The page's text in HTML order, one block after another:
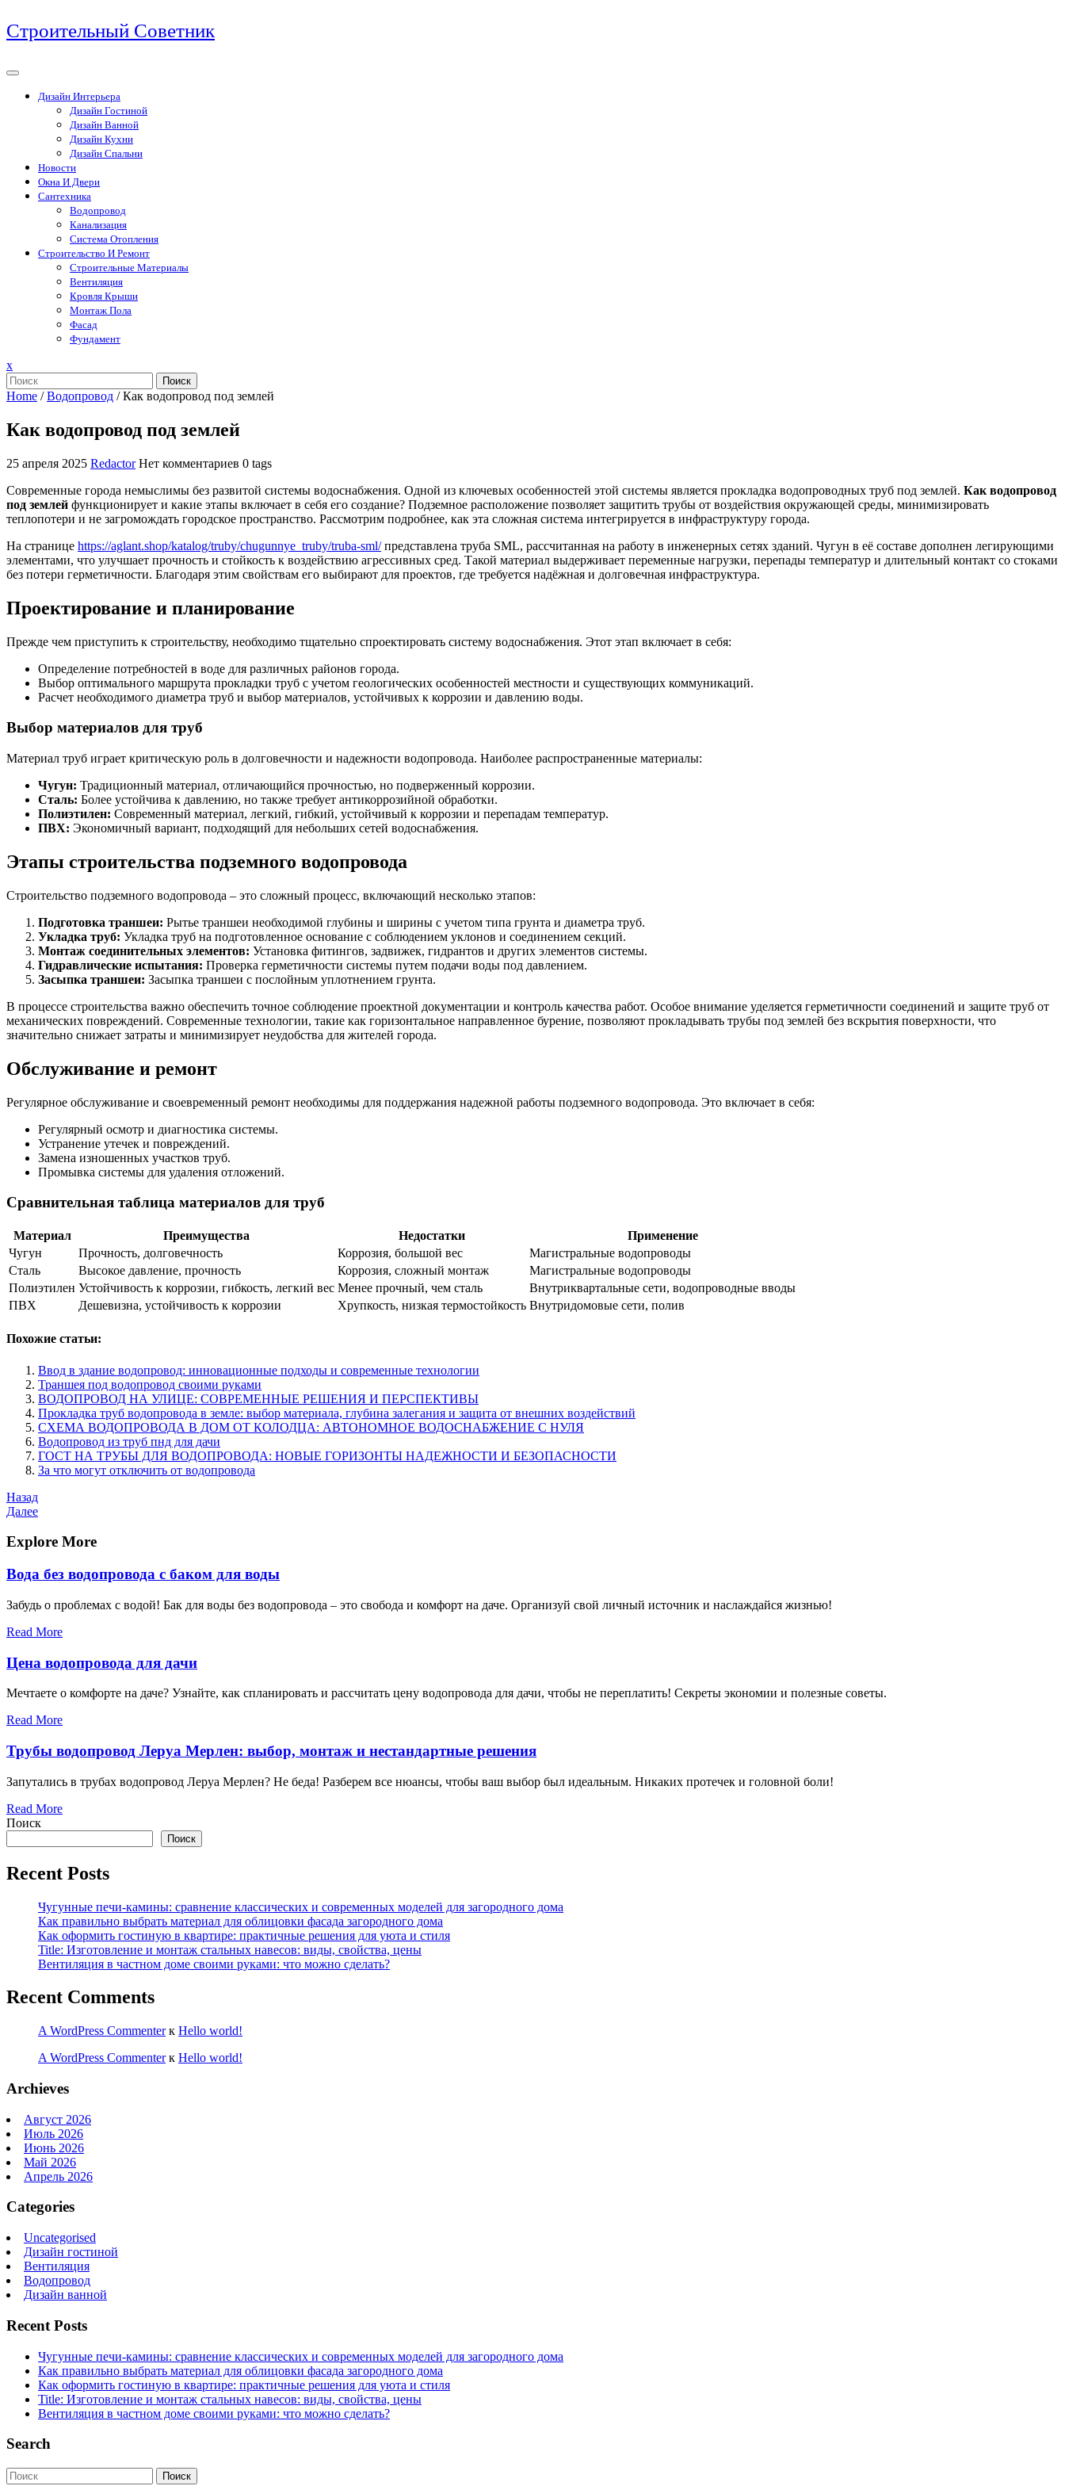
Перейти
к
Строительный Советник
Дизайн Интерьера
Дизайн Гостиной
Дизайн Ванной
Дизайн Кухни
Дизайн Спальни
Новости
Окна И Двери
Сантехника
Водопровод
Канализация
Система Отопления
Строительство И Ремонт
Строительные Материалы
Вентиляция
Кровля Крыши
Монтаж Пола
Фасад
Фундамент
xЗакрыть
меню
Поиск
Home /Водопровод /Как водопровод под землей
Как водопровод под землей
25 апреля 2025 Redactor Нет комментариев 0 tags
Современные города немыслимы без развитой системы водоснабжения. Одной из ключевых особенностей этой системы является прокладка водопроводных труб под землей. Как водопровод
под землей функционирует и какие этапы включает в себя его создание? Подземное расположение позволяет защитить трубы от воздействия окружающей среды, минимизировать
теплопотери и не загромождать городское пространство. Рассмотрим подробнее, как эта сложная система интегрируется в инфраструктуру города.
На странице https://aglant.shop/katalog/truby/chugunnye_truby/truba-sml/представлена труба SML, рассчитанная на работу в инженерных сетях зданий. Чугун в её составе дополнен легирующими
элементами, что улучшает прочность и стойкость к воздействию агрессивных сред. Такой материал выдерживает переменные нагрузки, перепады температур и длительный контакт со стоками
без потери герметичности. Благодаря этим свойствам его выбирают для проектов, где требуется надёжная и долговечная инфраструктура.
Проектирование и планирование
Прежде чем приступить к строительству, необходимо тщательно спроектировать систему водоснабжения. Этот этап включает в себя:
Определение потребностей в воде для различных районов города.
Выбор оптимального маршрута прокладки труб с учетом геологических особенностей местности и существующих коммуникаций.
Расчет необходимого диаметра труб и выбор материалов, устойчивых к коррозии и давлению воды.
Выбор материалов для труб
Материал труб играет критическую роль в долговечности и надежности водопровода. Наиболее распространенные материалы:
Чугун: Традиционный материал, отличающийся прочностью, но подверженный коррозии.
Сталь: Более устойчива к давлению, но также требует антикоррозийной обработки.
Полиэтилен: Современный материал, легкий, гибкий, устойчивый к коррозии и перепадам температур.
ПВХ: Экономичный вариант, подходящий для небольших сетей водоснабжения.
Этапы строительства подземного водопровода
Строительство подземного водопровода – это сложный процесс, включающий несколько этапов:
Подготовка траншеи: Рытье траншеи необходимой глубины и ширины с учетом типа грунта и диаметра труб.
Укладка труб: Укладка труб на подготовленное основание с соблюдением уклонов и соединением секций.
Монтаж соединительных элементов: Установка фитингов, задвижек, гидрантов и других элементов системы.
Гидравлические испытания: Проверка герметичности системы путем подачи воды под давлением.
Засыпка траншеи: Засыпка траншеи с послойным уплотнением грунта.
В процессе строительства важно обеспечить точное соблюдение проектной документации и контроль качества работ. Особое внимание уделяется герметичности соединений и защите труб от
механических повреждений. Современные технологии, такие как горизонтальное направленное бурение, позволяют прокладывать трубы под землей без вскрытия поверхности, что
значительно снижает затраты и минимизирует неудобства для жителей города.
Обслуживание и ремонт
Регулярное обслуживание и своевременный ремонт необходимы для поддержания надежной работы подземного водопровода. Это включает в себя:
Регулярный осмотр и диагностика системы.
Устранение утечек и повреждений.
Замена изношенных участков труб.
Промывка системы для удаления отложений.
Сравнительная таблица материалов для труб
Материал Преимущества Недостатки
Применение
Чугун
Прочность, долговечность Коррозия, большой вес
Магистральные водопроводы
Сталь
Высокое давление, прочность Коррозия, сложный монтаж
Магистральные водопроводы
Полиэтилен Устойчивость к коррозии, гибкость, легкий вес Менее прочный, чем сталь
Внутриквартальные сети, водопроводные вводы
ПВХ
Дешевизна, устойчивость к коррозии Хрупкость, низкая термостойкость Внутридомовые сети, полив
Похожие статьи:
Ввод в здание водопровод: инновационные подходы и современные технологии
Траншея под водопровод своими руками
ВОДОПРОВОД НА УЛИЦЕ: СОВРЕМЕННЫЕ РЕШЕНИЯ И ПЕРСПЕКТИВЫ
Прокладка труб водопровода в земле: выбор материала, глубина залегания и защита от внешних воздействий
СХЕМА ВОДОПРОВОДА В ДОМ ОТ КОЛОДЦА: АВТОНОМНОЕ ВОДОСНАБЖЕНИЕ С НУЛЯ
Водопровод из труб пнд для дачи
ГОСТ НА ТРУБЫ ДЛЯ ВОДОПРОВОДА: НОВЫЕ ГОРИЗОНТЫ НАДЕЖНОСТИ И БЕЗОПАСНОСТИ
За что могут отключить от водопровода
Навигация
по
записям
Предыдущая
запись
Назад
Следующая
Далее
Explore More
Вода без водопровода с баком для воды
Забудь о проблемах с водой! Бак для воды без водопровода – это свобода и комфорт на даче. Организуй свой личный источник и наслаждайся жизнью!
Read More
Цена водопровода для дачи
Мечтаете о комфорте на даче? Узнайте, как спланировать и рассчитать цену водопровода для дачи, чтобы не переплатить! Секреты экономии и полезные советы.
Read More
Трубы водопровод Леруа Мерлен: выбор, монтаж и нестандартные решения
Запутались в трубах водопровод Леруа Мерлен? Не беда! Разберем все нюансы, чтобы ваш выбор был идеальным. Никаких протечек и головной боли!
Read More
Поиск
Поиск
Recent Posts
Чугунные печи-камины: сравнение классических и современных моделей для загородного дома
Как правильно выбрать материал для облицовки фасада загородного дома
Как оформить гостиную в квартире: практичные решения для уюта и стиля
Title: Изготовление и монтаж стальных навесов: виды, свойства, цены
Вентиляция в частном доме своими руками: что можно сделать?
Recent Comments
A WordPress Commenterк Hello world!
A WordPress Commenterк Hello world!
Archieves
Август 2026
Июль 2026
Июнь 2026
Май 2026
Апрель 2026
Categories
Uncategorised
Дизайн гостиной
Вентиляция
Водопровод
Дизайн ванной
Recent Posts
Чугунные печи-камины: сравнение классических и современных моделей для загородного дома
Как правильно выбрать материал для облицовки фасада загородного дома
Как оформить гостиную в квартире: практичные решения для уюта и стиля
Title: Изготовление и монтаж стальных навесов: виды, свойства, цены
Вентиляция в частном доме своими руками: что можно сделать?
Search
Поиск